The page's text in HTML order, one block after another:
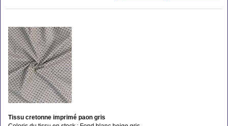
Tissu cretonne imprimé paon gris